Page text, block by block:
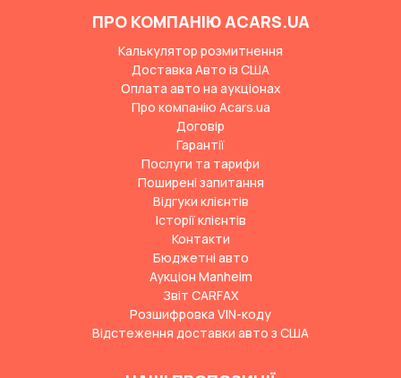
ПРО КОМПАНІЮ ACARS.UA
Калькулятор розмитнення
Доставка Авто із США
Оплата авто на аукціонах
Про компанію Acars.ua
Договір
Гарантії
Послуги та тарифи
Поширені запитання
Відгуки клієнтів
Історії клієнтів
Контакти
Бюджетні авто
Аукціон Manheim
Звіт CARFAX
Розшифровка VIN-коду
Відстеження доставки авто з США